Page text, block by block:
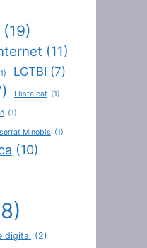
(19)
(11)
LGTBI (7)
Llista.cat (1)
(1)
Minobis (1)
(10)
digital (2)